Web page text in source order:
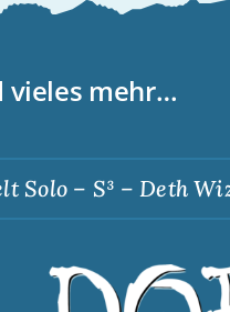
vieles mehr…
Solo – S³ – Deth